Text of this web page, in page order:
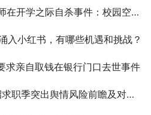
之际自杀事件：校园空前的价值危机
入小红书，有哪些机遇和挑战？
求亲自取钱在银行门口去世事件
季突出舆情风险前瞻及对策建议